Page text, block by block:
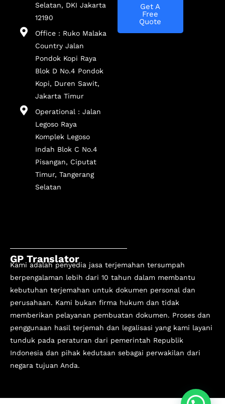
Selatan, DKI Jakarta
12190
Office : Ruko Malaka
Country Jalan
Pondok Kopi Raya
Blok D No.4 Pondok
Kopi, Duren Sawit,
Jakarta Timur
Operational : Jalan
Legoso Raya
Komplek Legoso
Indah Blok C No.4
Pisangan, Ciputat
Timur, Tangerang
Selatan
Get A
Free
Quote
GP Translator
Kami adalah penyedia jasa terjemahan tersumpah
berpengalaman lebih dari 10 tahun dalam membantu
kebutuhan terjemahan untuk dokumen personal dan
perusahaan. Kami bukan firma hukum dan tidak
memberikan pelayanan pembuatan dokumen. Proses dan
penggunaan hasil terjemah dan legalisasi yang kami layani
tunduk pada peraturan dari pemerintah Republik
Indonesia dan pihak kedutaan sebagai perwakilan dari
negara tujuan Anda.